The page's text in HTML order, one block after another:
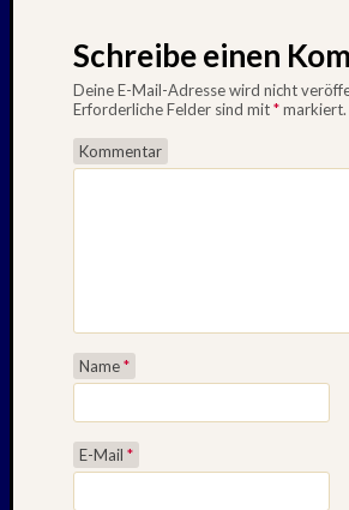
Schreibe einen
Deine E-Mail-Adresse wird nicht
Erforderliche Felder sind mit*markiert.
Kommentar
Name*
E-Mail *